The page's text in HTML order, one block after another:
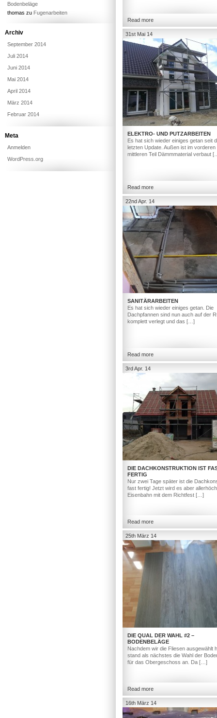
Read more
31st Mai 14
ELEKTRO- UND PUTZARBEITEN
Es hat sich wieder einiges getan seit
letzten Update. Außen ist im vorderen
mittleren Teil Dämmmaterial verbaut
Read more
22nd Apr. 14
SANITÄRARBEITEN
Es hat sich wieder einiges getan. Die
Dachpfannen sind nun auch auf der
komplett verlegt und das […]
Read more
3rd Apr. 14
DIE DACHKONSTRUKTION IST
FERTIG
Nur zwei Tage später ist die
fast fertig! Jetzt wird es aber
Eisenbahn mit dem Richtfest […]
Read more
25th März 14
DIE QUAL DER WAHL #2 –
BODENBELÄGE
Nachdem wir die Fliesen ausgewählt
stand als nächstes die Wahl der
für das Obergeschoss an. Da […]
Read more
16th März 14
Bodenbeläge
thomas zu Fugenarbeiten
Archiv
September 2014
Juli 2014
Juni 2014
Mai 2014
April 2014
März 2014
Februar 2014
Meta
Anmelden
WordPress.org